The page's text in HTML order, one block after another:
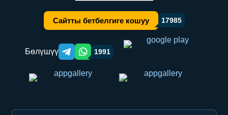
Сайтты бетбелгиге кошуу 17985
Бөлүшүү Telegram orqali ulashish
WhatsApp orqali ulashish
1991